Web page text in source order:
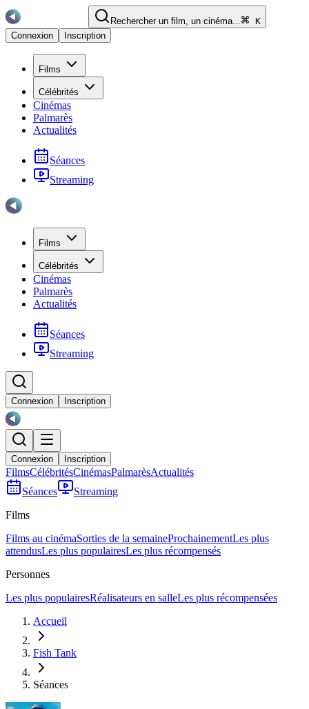
Rechercher un film, un cinéma...
K
Connexion
Inscription
Films
Célébrités
Cinémas
Palmarès
Actualités
Séances
Streaming
Films
Célébrités
Cinémas
Palmarès
Actualités
Séances
Streaming
Connexion Inscription
Connexion Inscription
FilmsCélébritésCinémasPalmarèsActualités
Séances
Streaming
Films
Films au cinémaSorties de la semaineProchainementLes plus
attendusLes plus populairesLes plus récompensés
Personnes
Les plus populairesRéalisateurs en salleLes plus récompensées
Accueil
Fish Tank
Séances